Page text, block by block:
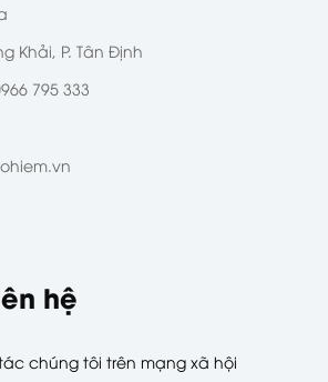
Khải, P. Tân Định
795 333
hệ
chúng tôi trên mạng xã hội